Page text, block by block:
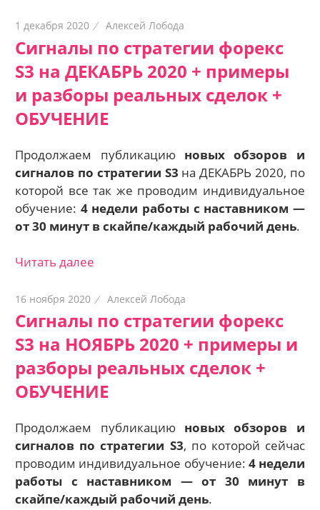
1 декабря 2020 Алексей Лобода
Сигналы по стратегии форекс
S3 на ДЕКАБРЬ 2020 + примеры
и разборы реальных сделок +
ОБУЧЕНИЕ
Продолжаем публикацию новых обзоров и
сигналов по стратегии S3 на ДЕКАБРЬ 2020, по
которой все так же проводим индивидуальное
обучение: 4 недели работы с наставником —
от 30 минут в скайпе/каждый рабочий день.
Читать далее
16 ноября 2020 Алексей Лобода
Сигналы по стратегии форекс
S3 на НОЯБРЬ 2020 + примеры и
разборы реальных сделок +
ОБУЧЕНИЕ
Продолжаем публикацию новых обзоров и
сигналов по стратегии S3, по которой сейчас
проводим индивидуальное обучение: 4 недели
работы с наставником — от 30 минут в
скайпе/каждый рабочий день.